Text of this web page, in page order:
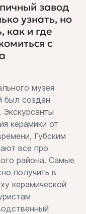
завод
узнать, но
как и где
с
музея
был создан
Экскурсанты
керамики от
Губским
все про
района. Самые
получить в
керамической